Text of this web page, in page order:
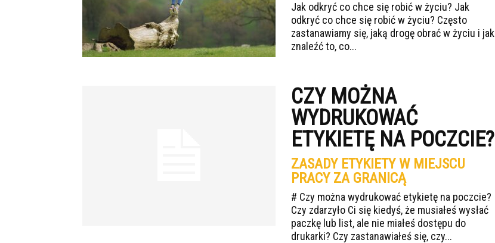
Jak odkryć co chce się robić w życiu? Jak
odkryć co chce się robić w życiu? Często
zastanawiamy się, jaką drogę obrać w życiu i jak
znaleźć to, co...
CZY MOŻNA
WYDRUKOWAĆ
ETYKIETĘ NA POCZCIE?
ZASADY ETYKIETY W MIEJSCU
PRACY ZA GRANICĄ
# Czy można wydrukować etykietę na poczcie?
Czy zdarzyło Ci się kiedyś, że musiałeś wysłać
paczkę lub list, ale nie miałeś dostępu do
drukarki? Czy zastanawiałeś się, czy...